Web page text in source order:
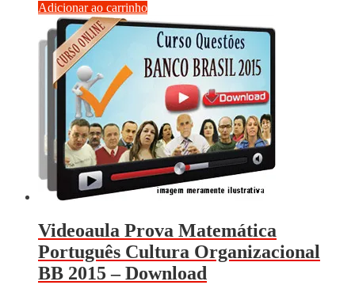
Adicionar ao carrinho
Videoaula Prova Matemática
Português Cultura Organizacional
BB 2015 – Download